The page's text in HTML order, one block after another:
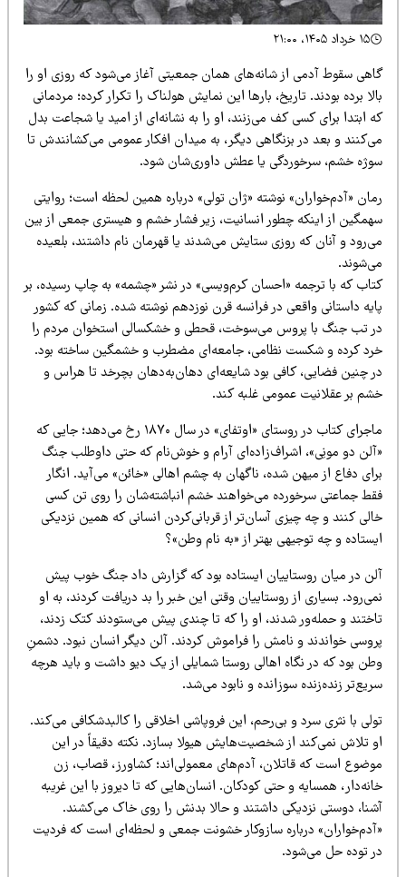
سقوط آدمی از شانه‌های همان جمعیتی آغاز می‌شود که روزی او را
برده بودند. تاریخ، بارها این نمایش هولناک را تکرار کرده؛ مردمانی
ابتدا برای کسی کف می‌زنند، او را به نشانه‌ای از امید یا شجاعت بدل
و بعد در بزنگاهی دیگر، به میدان افکار عمومی می‌کشانندش تا
خشم، سرخوردگی یا عطش داوری‌شان شود.
«آدم‌خواران» نوشته «ژان تولی» درباره همین لحظه است؛ روایتی
از اینکه چطور انسانیت، زیر فشار خشم و هیستری جمعی از بین
و آنان که روزی ستایش می‌شدند یا قهرمان نام داشتند، بلعیده
که با ترجمه «احسان کرم‌ویسی» در نشر «چشمه» به چاپ رسیده، بر
داستانی واقعی در فرانسه قرن نوزدهم نوشته شده. زمانی که کشور
تب جنگ با پروس می‌سوخت، قحطی و خشکسالی استخوان مردم را
کرده و شکست نظامی، جامعه‌ای مضطرب و خشمگین ساخته بود.
چنین فضایی، کافی بود شایعه‌ای دهان‌به‌دهان بچرخد تا هراس و
بر عقلانیت عمومی غلبه کند.
ماجرای کتاب در روستای «اوتفای» در سال ۱۸۷۰ رخ می‌دهد؛ جایی که
دو مونِی»، اشراف‌زاده‌ای آرام و خوش‌نام که حتی داوطلب جنگ
دفاع از میهن شده، ناگهان به چشم اهالی «خائن» می‌آید. انگار
جماعتی سرخورده می‌خواهند خشم انباشته‌شان را روی تن کسی
کنند و چه چیزی آسان‌تر از قربانی‌کردن انسانی که همین نزدیکی
و چه توجیهی بهتر از «به نام وطن»؟
در میان روستاییان ایستاده بود که گزارش داد جنگ خوب پیش
بسیاری از روستاییان وقتی این خبر را بد دریافت کردند، به او
و حمله‌ور شدند، او را که تا چندی پیش می‌ستودند کتک زدند،
خواندند و نامش را فراموش کردند. آلن دیگر انسان نبود. دشمنِ
بود که در نگاه اهالی روستا شمایلی از یک دیو داشت و باید هرچه
زنده‌زنده سوزانده و نابود می‌شد.
با نثری سرد و بی‌رحم، این فروپاشی اخلاقی را کالبدشکافی می‌کند.
تلاش نمی‌کند از شخصیت‌هایش هیولا بسازد. نکته دقیقاً در این
است که قاتلان، آدم‌های معمولی‌اند؛ کشاورز، قصاب، زن
همسایه و حتی کودکان. انسان‌هایی که تا دیروز با این غریبه
دوستی نزدیکی داشتند و حالا بدنش را روی خاک می‌کشند.
درباره سازوکار خشونت جمعی و لحظه‌ای است که فردیت
توده حل می‌شود.